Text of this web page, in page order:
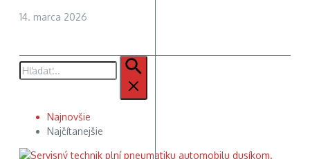
14. marca 2026
Hľadať:
Najnovšie
Najčítanejšie